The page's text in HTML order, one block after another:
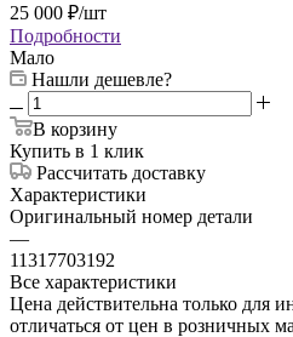
25 000 ₽/шт
Подробности
Мало
Нашли дешевле?
В корзину
Купить в 1 клик
Рассчитать доставку
Характеристики
Оригинальный номер детали
—
11317703192
Все характеристики
Цена действительна только для
отличаться от цен в розничных